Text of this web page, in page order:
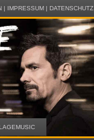
| IMPRESSUM| DATENSCHUTZ